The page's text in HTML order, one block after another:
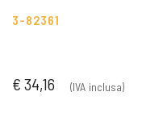
3-82361
€ 34,16 (IVA inclusa)